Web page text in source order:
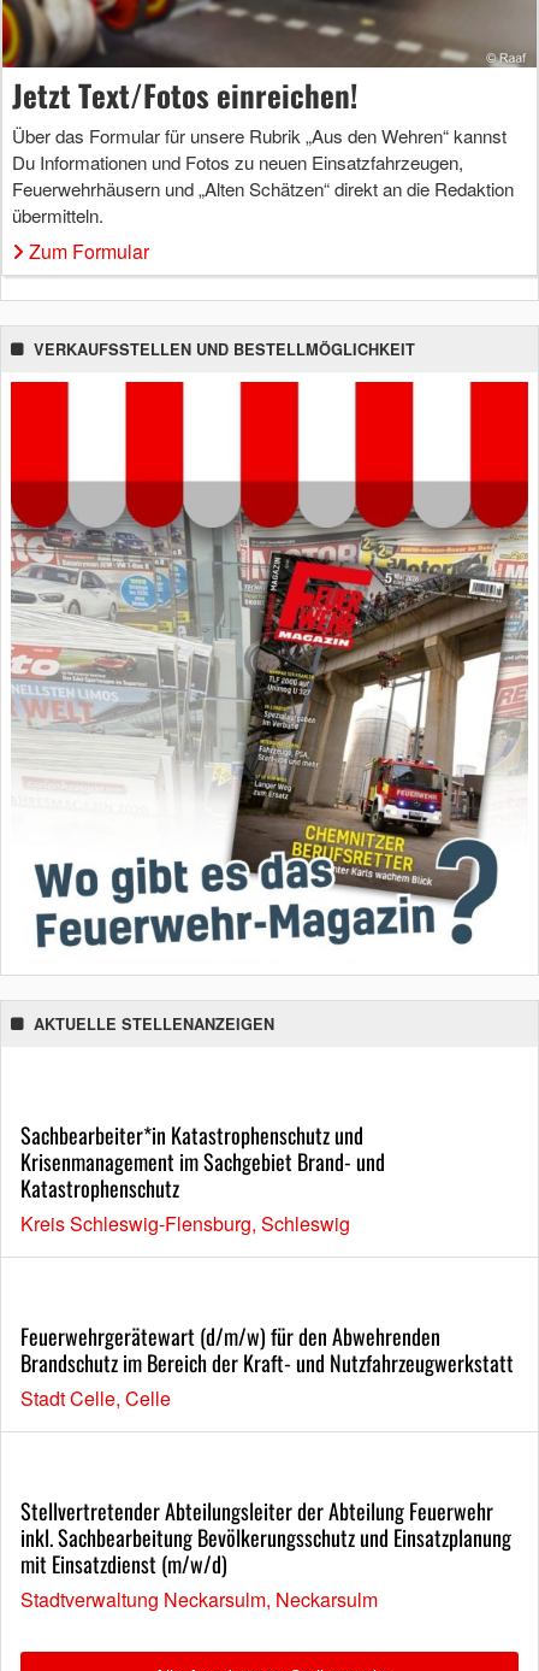
Jetzt Text/Fotos einreichen!
Über das Formular für unsere Rubrik „Aus den Wehren“ kannst
Du Informationen und Fotos zu neuen Einsatzfahrzeugen,
Feuerwehrhäusern und „Alten Schätzen“ direkt an die Redaktion
übermitteln.
Zum Formular
VERKAUFSSTELLEN UND BESTELLMÖGLICHKEIT
AKTUELLE STELLENANZEIGEN
Sachbearbeiter*in Katastrophenschutz und
Krisenmanagement im Sachgebiet Brand- und
Katastrophenschutz
Kreis Schleswig-Flensburg, Schleswig
Feuerwehrgerätewart (d/m/w) für den Abwehrenden
Brandschutz im Bereich der Kraft- und Nutzfahrzeugwerkstatt
Stadt Celle, Celle
Stellvertretender Abteilungsleiter der Abteilung Feuerwehr
inkl. Sachbearbeitung Bevölkerungsschutz und Einsatzplanung
mit Einsatzdienst (m/w/d)
Stadtverwaltung Neckarsulm, Neckarsulm